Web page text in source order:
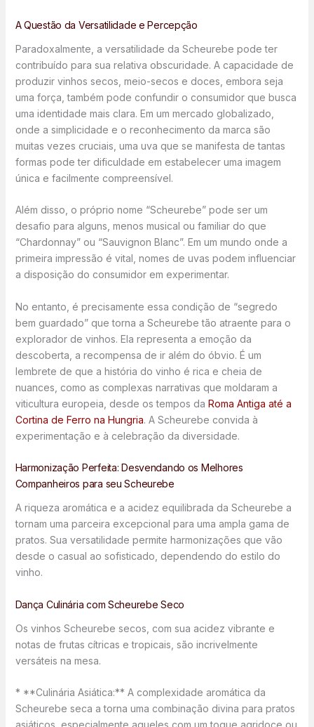
A Questão da Versatilidade e Percepção
Paradoxalmente, a versatilidade da Scheurebe pode ter
contribuído para sua relativa obscuridade. A capacidade de
produzir vinhos secos, meio-secos e doces, embora seja
uma força, também pode confundir o consumidor que busca
uma identidade mais clara. Em um mercado globalizado,
onde a simplicidade e o reconhecimento da marca são
muitas vezes cruciais, uma uva que se manifesta de tantas
formas pode ter dificuldade em estabelecer uma imagem
única e facilmente compreensível.
Além disso, o próprio nome “Scheurebe” pode ser um
desafio para alguns, menos musical ou familiar do que
“Chardonnay” ou “Sauvignon Blanc”. Em um mundo onde a
primeira impressão é vital, nomes de uvas podem influenciar
a disposição do consumidor em experimentar.
No entanto, é precisamente essa condição de “segredo
bem guardado” que torna a Scheurebe tão atraente para o
explorador de vinhos. Ela representa a emoção da
descoberta, a recompensa de ir além do óbvio. É um
lembrete de que a história do vinho é rica e cheia de
nuances, como as complexas narrativas que moldaram a
viticultura europeia, desde os tempos da Roma Antiga até a
Cortina de Ferro na Hungria. A Scheurebe convida à
experimentação e à celebração da diversidade.
Harmonização Perfeita: Desvendando os Melhores
Companheiros para seu Scheurebe
A riqueza aromática e a acidez equilibrada da Scheurebe a
tornam uma parceira excepcional para uma ampla gama de
pratos. Sua versatilidade permite harmonizações que vão
desde o casual ao sofisticado, dependendo do estilo do
vinho.
Dança Culinária com Scheurebe Seco
Os vinhos Scheurebe secos, com sua acidez vibrante e
notas de frutas cítricas e tropicais, são incrivelmente
versáteis na mesa.
* **Culinária Asiática:** A complexidade aromática da
Scheurebe seca a torna uma combinação divina para pratos